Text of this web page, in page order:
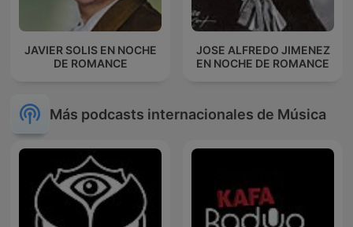
JAVIER SOLIS EN NOCHE
DE ROMANCE
JOSE ALFREDO JIMENEZ
EN NOCHE DE ROMANCE
Más podcasts internacionales de Música